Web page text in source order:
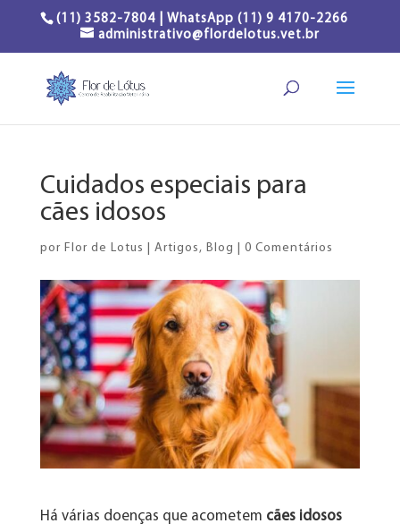
(11) 3582-7804 | WhatsApp (11) 9 4170-2266
administrativo@flordelotus.vet.br
Cuidados especiais para
cães idosos
por Flor de Lotus Artigos, Blog 0 Comentários
Há várias doenças que acometem cães idosos